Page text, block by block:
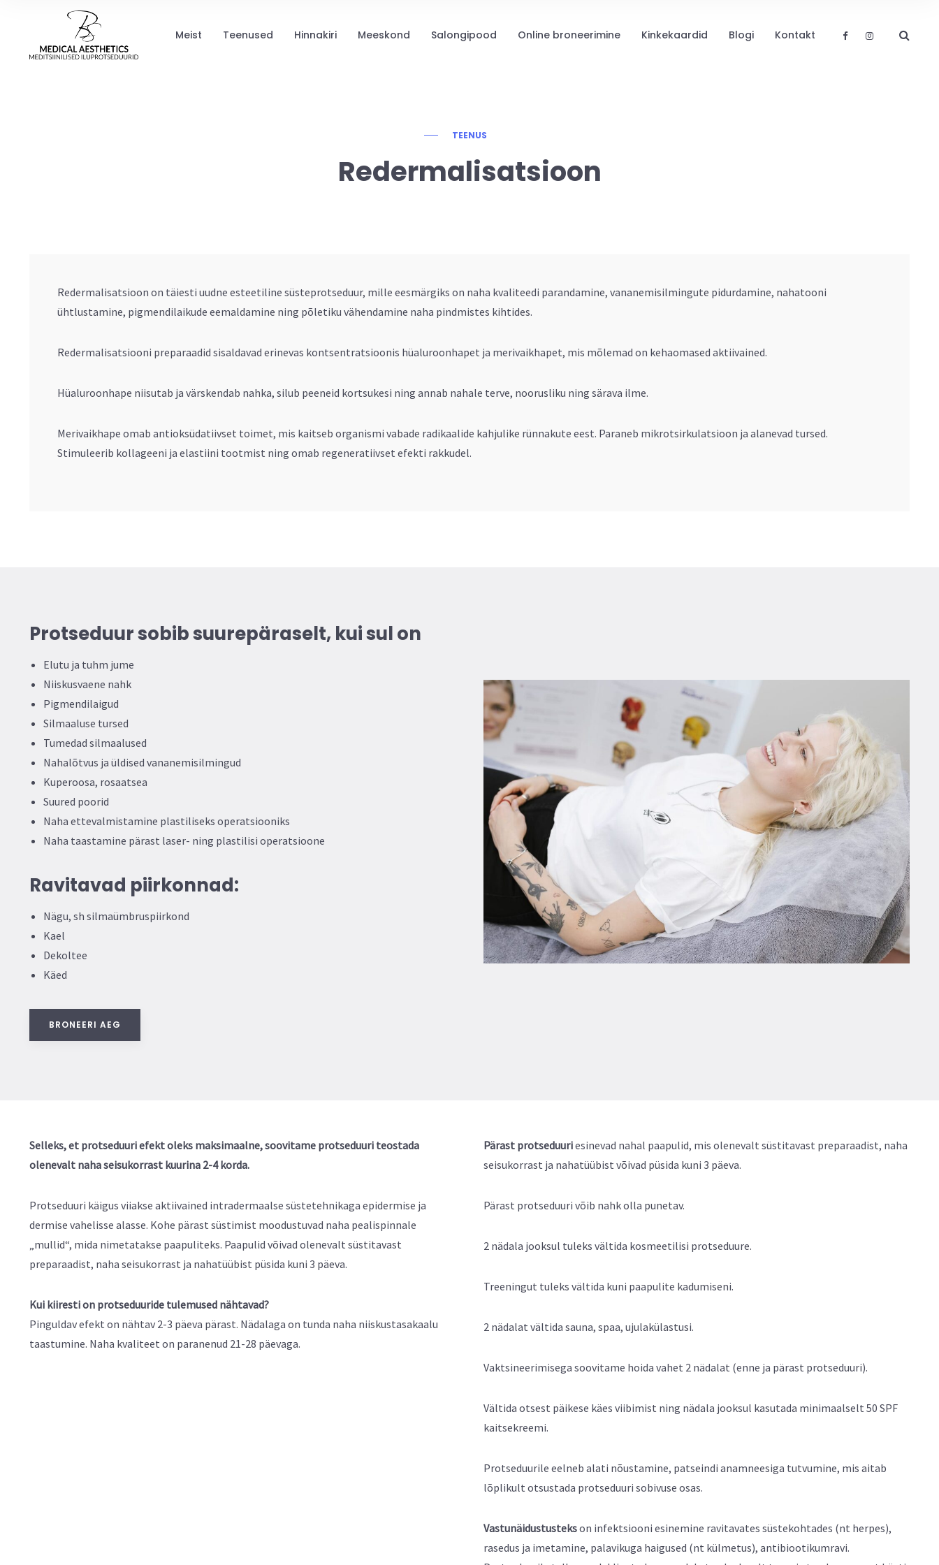
Meist Teenused Hinnakiri Meeskond Salongipood Online broneerimine Kinkekaardid Blogi Kontakt
TEENUS
Redermalisatsioon
Redermalisatsioon on täiesti uudne esteetiline süsteprotseduur, mille eesmärgiks on naha kvaliteedi parandamine, vananemisilmingute pidurdamine, nahatooni
ühtlustamine, pigmendilaikude eemaldamine ning põletiku vähendamine naha pindmistes kihtides.
Redermalisatsiooni preparaadid sisaldavad erinevas kontsentratsioonis hüaluroonhapet ja merivaikhapet, mis mõlemad on kehaomased aktiivained.
Hüaluroonhape niisutab ja värskendab nahka, silub peeneid kortsukesi ning annab nahale terve, noorusliku ning särava ilme.
Merivaikhape omab antioksüdatiivset toimet, mis kaitseb organismi vabade radikaalide kahjulike rünnakute eest. Paraneb mikrotsirkulatsioon ja alanevad tursed.
Stimuleerib kollageeni ja elastiini tootmist ning omab regeneratiivset efekti rakkudel.
Protseduur sobib suurepäraselt, kui sul on
Elutu ja tuhm jume
Niiskusvaene nahk
Pigmendilaigud
Silmaaluse tursed
Tumedad silmaalused
Nahalõtvus ja üldised vananemisilmingud
Kuperoosa, rosaatsea
Suured poorid
Naha ettevalmistamine plastiliseks operatsiooniks
Naha taastamine pärast laser- ning plastilisi operatsioone
Ravitavad piirkonnad:
Nägu, sh silmaümbruspiirkond
Kael
Dekoltee
Käed
BRONEERI AEG
Selleks, et protseduuri efekt oleks maksimaalne, soovitame protseduuri teostada
olenevalt naha seisukorrast kuurina 2-4 korda.
Protseduuri käigus viiakse aktiivained intradermaalse süstetehnikaga epidermise ja
dermise vahelisse alasse. Kohe pärast süstimist moodustuvad naha pealispinnale
„mullid“, mida nimetatakse paapuliteks. Paapulid võivad olenevalt süstitavast
preparaadist, naha seisukorrast ja nahatüübist püsida kuni 3 päeva.
Kui kiiresti on protseduuride tulemused nähtavad?
Pinguldav efekt on nähtav 2-3 päeva pärast. Nädalaga on tunda naha niiskustasakaalu
taastumine. Naha kvaliteet on paranenud 21-28 päevaga.
Pärast protseduuriesinevad nahal paapulid, mis olenevalt süstitavast preparaadist, naha
seisukorrast ja nahatüübist võivad püsida kuni 3 päeva.
Pärast protseduuri võib nahk olla punetav.
2 nädala jooksul tuleks vältida kosmeetilisi protseduure.
Treeningut tuleks vältida kuni paapulite kadumiseni.
2 nädalat vältida sauna, spaa, ujulakülastusi.
Vaktsineerimisega soovitame hoida vahet 2 nädalat (enne ja pärast protseduuri).
Vältida otsest päikese käes viibimist ning nädala jooksul kasutada minimaalselt 50 SPF
kaitsekreemi.
Protseduurile eelneb alati nõustamine, patseindi anamneesiga tutvumine, mis aitab
lõplikult otsustada protseduuri sobivuse osas.
Vastunäidustustekson infektsiooni esinemine ravitavates süstekohtades (nt herpes),
rasedus ja imetamine, palavikuga haigused (nt külmetus), antibiootikumravi.